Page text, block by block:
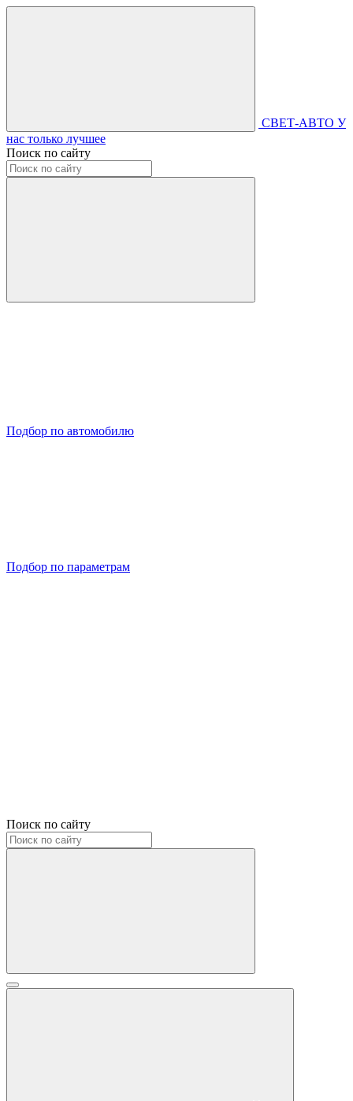
СВЕТ-АВТО У
нас только лучшее
Поиск по сайту
Подбор по автомобилю
Подбор по параметрам
Поиск по сайту